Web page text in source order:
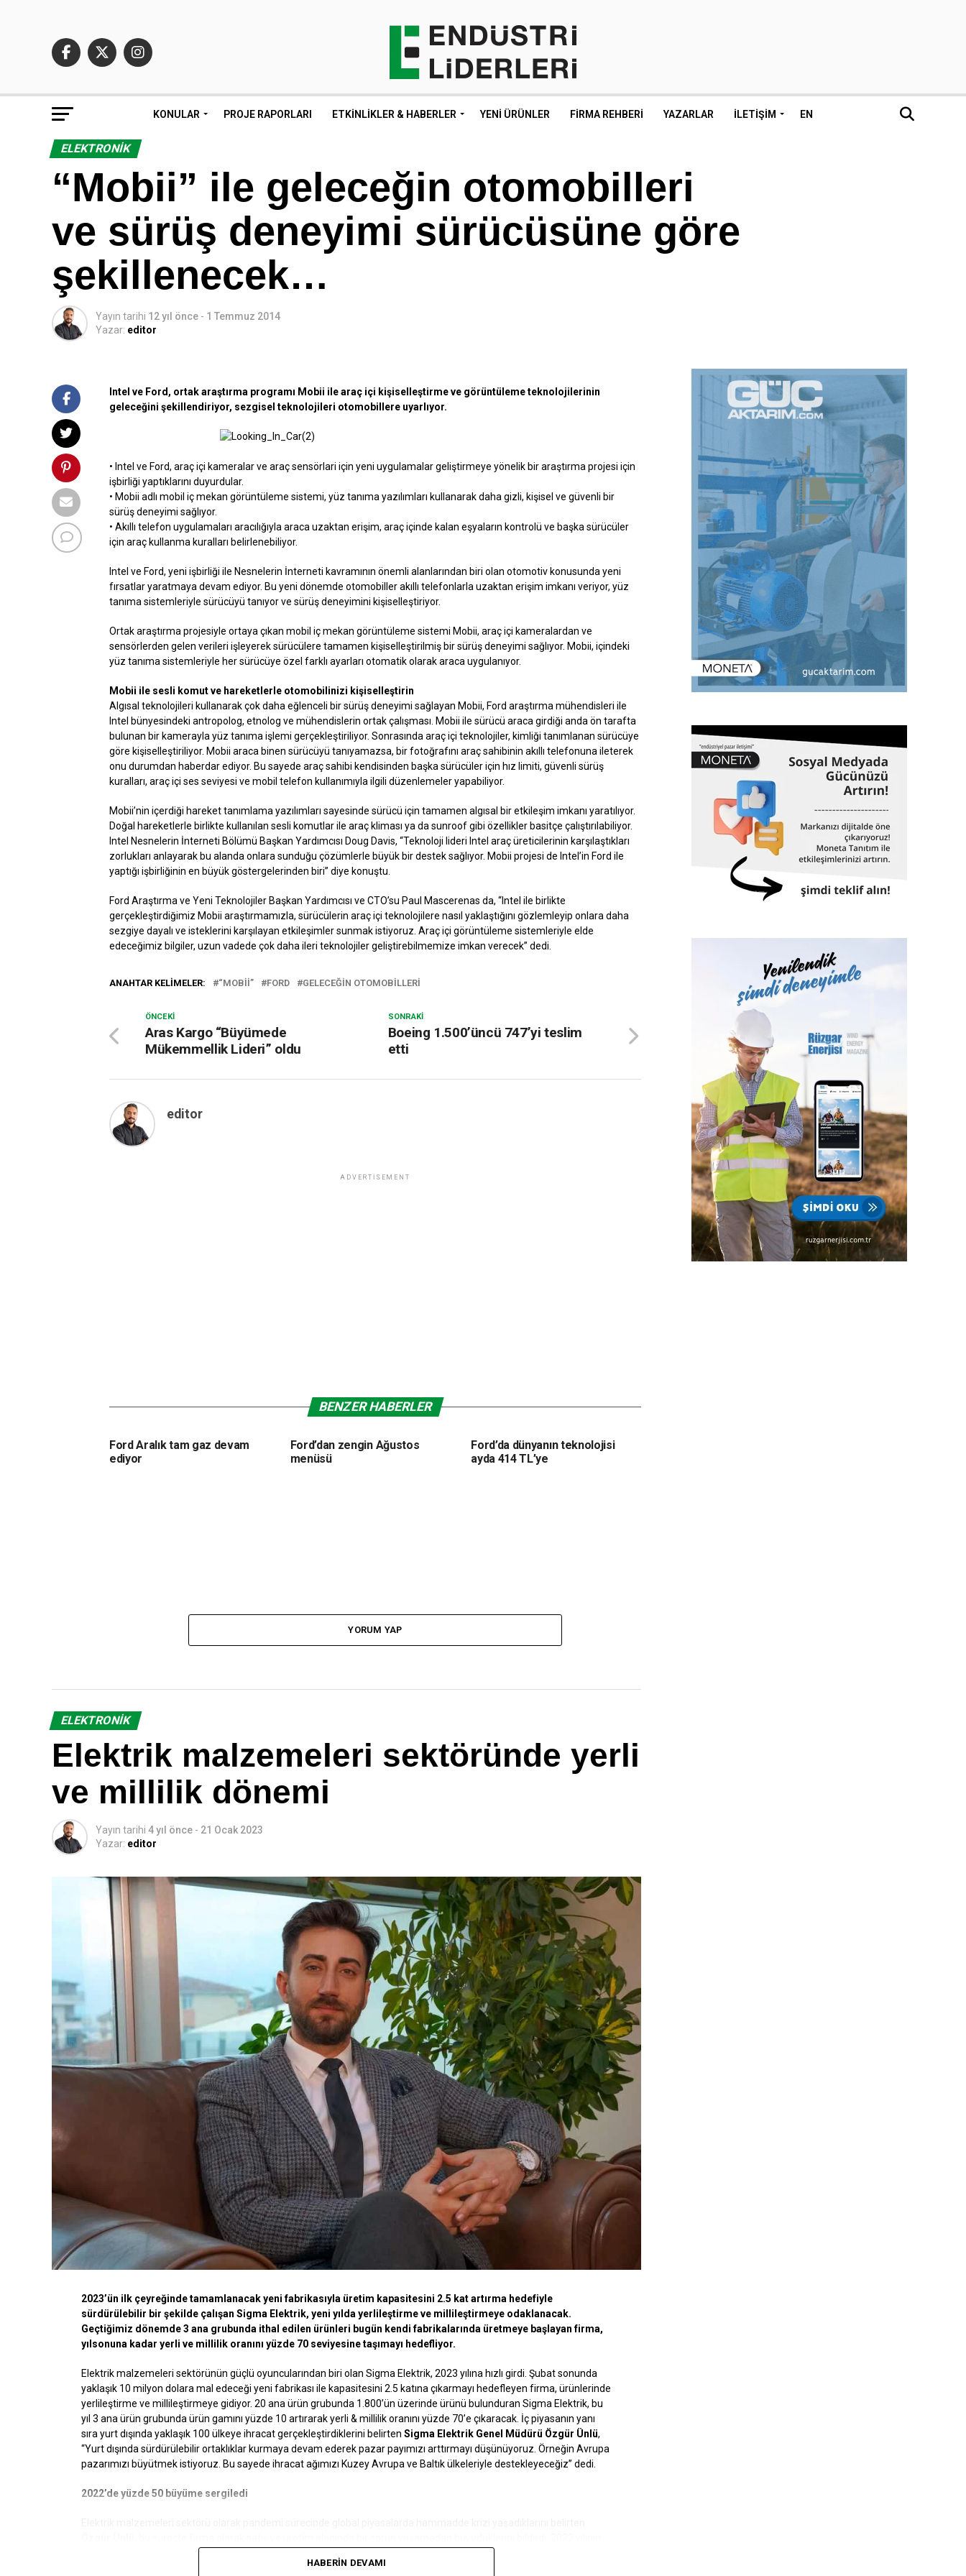
KONULAR PROJE RAPORLARI ETKINLIKLER & HABERLER YENI ÜRÜNLER FIRMA REHBERI YAZARLAR İLETIŞIM EN
ELEKTRONIK
“Mobii” ile geleceğin otomobilleri
ve sürüş deneyimi sürücüsüne göre
şekillenecek…
Yayın tarihi 12 yıl önce - 1 Temmuz 2014
Yazar: editor
Intel ve Ford, ortak araştırma programı Mobii ile araç içi kişiselleştirme ve görüntüleme teknolojilerinin
geleceğini şekillendiriyor, sezgisel teknolojileri otomobillere uyarlıyor.
• Intel ve Ford, araç içi kameralar ve araç sensörlari için yeni uygulamalar geliştirmeye yönelik bir araştırma projesi için
işbirliği yaptıklarını duyurdular.
• Mobii adlı mobil iç mekan görüntüleme sistemi, yüz tanıma yazılımları kullanarak daha gizli, kişisel ve güvenli bir
sürüş deneyimi sağlıyor.
• Akıllı telefon uygulamaları aracılığıyla araca uzaktan erişim, araç içinde kalan eşyaların kontrolü ve başka sürücüler
için araç kullanma kuralları belirlenebiliyor.
Intel ve Ford, yeni işbirliği ile Nesnelerin İnterneti kavramının önemli alanlarından biri olan otomotiv konusunda yeni
fırsatlar yaratmaya devam ediyor. Bu yeni dönemde otomobiller akıllı telefonlarla uzaktan erişim imkanı veriyor, yüz
tanıma sistemleriyle sürücüyü tanıyor ve sürüş deneyimini kişiselleştiriyor.
Ortak araştırma projesiyle ortaya çıkan mobil iç mekan görüntüleme sistemi Mobii, araç içi kameralardan ve
sensörlerden gelen verileri işleyerek sürücülere tamamen kişiselleştirilmiş bir sürüş deneyimi sağlıyor. Mobii, içindeki
yüz tanıma sistemleriyle her sürücüye özel farklı ayarları otomatik olarak araca uygulanıyor.
Mobii ile sesli komut ve hareketlerle otomobilinizi kişiselleştirin
Algısal teknolojileri kullanarak çok daha eğlenceli bir sürüş deneyimi sağlayan Mobii, Ford araştırma mühendisleri ile
Intel bünyesindeki antropolog, etnolog ve mühendislerin ortak çalışması. Mobii ile sürücü araca girdiği anda ön tarafta
bulunan bir kamerayla yüz tanıma işlemi gerçekleştiriliyor. Sonrasında araç içi teknolojiler, kimliği tanımlanan sürücüye
göre kişiselleştiriliyor. Mobii araca binen sürücüyü tanıyamazsa, bir fotoğrafını araç sahibinin akıllı telefonuna ileterek
onu durumdan haberdar ediyor. Bu sayede araç sahibi kendisinden başka sürücüler için hız limiti, güvenli sürüş
kuralları, araç içi ses seviyesi ve mobil telefon kullanımıyla ilgili düzenlemeler yapabiliyor.
Mobii’nin içerdiği hareket tanımlama yazılımları sayesinde sürücü için tamamen algısal bir etkileşim imkanı yaratılıyor.
Doğal hareketlerle birlikte kullanılan sesli komutlar ile araç kliması ya da sunroof gibi özellikler basitçe çalıştırılabiliyor.
Intel Nesnelerin İnterneti Bölümü Başkan Yardımcısı Doug Davis, “Teknoloji lideri Intel araç üreticilerinin karşılaştıkları
zorlukları anlayarak bu alanda onlara sunduğu çözümlerle büyük bir destek sağlıyor. Mobii projesi de Intel’in Ford ile
yaptığı işbirliğinin en büyük göstergelerinden biri” diye konuştu.
Ford Araştırma ve Yeni Teknolojiler Başkan Yardımcısı ve CTO’su Paul Mascerenas da, “Intel ile birlikte
gerçekleştirdiğimiz Mobii araştırmamızla, sürücülerin araç içi teknolojilere nasıl yaklaştığını gözlemleyip onlara daha
sezgiye dayalı ve isteklerini karşılayan etkileşimler sunmak istiyoruz. Araç içi görüntüleme sistemleriyle elde
edeceğimiz bilgiler, uzun vadede çok daha ileri teknolojiler geliştirebilmemize imkan verecek” dedi.
ANAHTAR KELIMELER: “MOBII” FORD GELECEĞIN OTOMOBILLERI
SONRAKI
Boeing 1.500’üncü 747’yi teslim
etti
ÖNCEKI
Aras Kargo “Büyümede
Mükemmellik Lideri” oldu
editor
ADVERTISEMENT
BENZER HABERLER
Ford Aralık tam gaz devam
ediyor
Ford’dan zengin Ağustos
menüsü
Ford’da dünyanın teknolojisi
ayda 414 TL’ye
YORUM YAP
ELEKTRONIK
Elektrik malzemeleri sektöründe yerli
ve millilik dönemi
Yayın tarihi 4 yıl önce - 21 Ocak 2023
Yazar: editor
2023’ün ilk çeyreğinde tamamlanacak yeni fabrikasıyla üretim kapasitesini 2.5 kat artırma hedefiyle
sürdürülebilir bir şekilde çalışan Sigma Elektrik, yeni yılda yerlileştirme ve millileştirmeye odaklanacak.
Geçtiğimiz dönemde 3 ana grubunda ithal edilen ürünleri bugün kendi fabrikalarında üretmeye başlayan firma,
yılsonuna kadar yerli ve millilik oranını yüzde 70 seviyesine taşımayı hedefliyor.
Elektrik malzemeleri sektörünün güçlü oyuncularından biri olan Sigma Elektrik, 2023 yılına hızlı girdi. Şubat sonunda
yaklaşık 10 milyon dolara mal edeceği yeni fabrikası ile kapasitesini 2.5 katına çıkarmayı hedefleyen firma, ürünlerinde
yerlileştirme ve millileştirmeye gidiyor. 20 ana ürün grubunda 1.800’ün üzerinde ürünü bulunduran Sigma Elektrik, bu
yıl 3 ana ürün grubunda ürün gamını yüzde 10 artırarak yerli & millilik oranını yüzde 70’e çıkaracak. İç piyasanın yanı
sıra yurt dışında yaklaşık 100 ülkeye ihracat gerçekleştirdiklerini belirten Sigma Elektrik Genel Müdürü Özgür Ünlü,
“Yurt dışında sürdürülebilir ortaklıklar kurmaya devam ederek pazar payımızı arttırmayı düşünüyoruz. Örneğin Avrupa
pazarımızı büyütmek istiyoruz. Bu sayede ihracat ağımızı Kuzey Avrupa ve Baltık ülkeleriyle destekleyeceğiz” dedi.
2022’de yüzde 50 büyüme sergiledi
firma açısından beklediklerinden daha iyi geçtiğini ifade eden
, “Sektör her ne kadar döviz açısından sıkıntılar
yaşasa da biz yılı yaklaşık yüzde 50’lik bir büyümeyle kapattık. Özellikle inşaat sektöründeki canlılığın devam
HABERIN DEVAMI